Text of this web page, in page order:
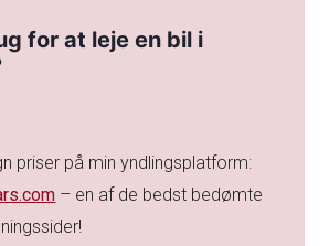
for at leje en bil i
priser på min yndlingsplatform:
– en af de bedst bedømte